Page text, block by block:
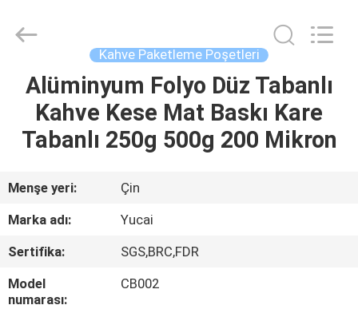
EV
ÜRÜN:%
HAKKIMIZDA
FABRIKA
TURU
Printing
Reserved.
Kahve Paketleme Poşetleri
Alüminyum Folyo Düz Tabanlı
Kahve Kese Mat Baskı Kare
Tabanlı 250g 500g 200 Mikron
Menşe yeri:
Çin
Marka adı:
Yucai
Sertifika:
SGS,BRC,FDR
Model
numarası:
CB002